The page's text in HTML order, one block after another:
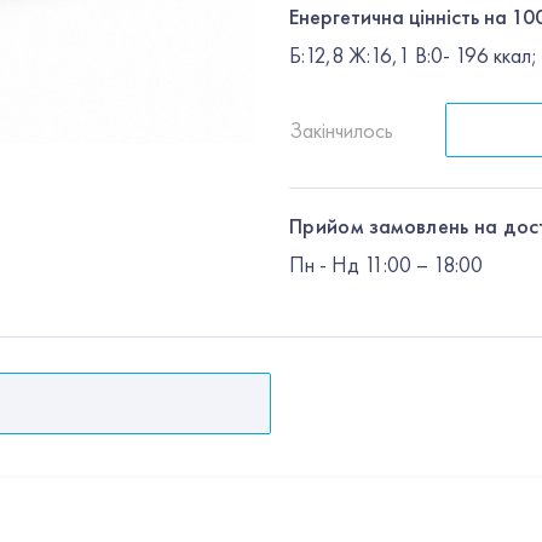
Енергетична цінність на
Б:12,8 Ж:16,1 В:0- 196
Закінчилось
Прийом замовлень на
Пн - Нд 11:00 – 18:00